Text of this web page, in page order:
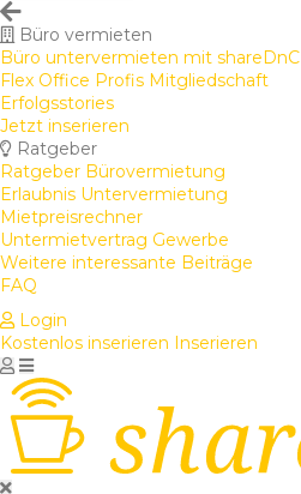
Büro vermieten
Büro untervermieten mit shareDnC
Flex Office Profis Mitgliedschaft
Erfolgsstories
Jetzt inserieren
Ratgeber
Ratgeber Bürovermietung
Erlaubnis Untervermietung
Mietpreisrechner
Untermietvertrag Gewerbe
Weitere interessante Beiträge
FAQ
Login
Kostenlos inserieren Inserieren